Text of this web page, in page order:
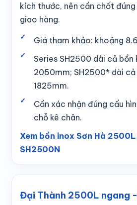
kích thước, nên cần chốt
giao hàng.
Giá tham khảo: khoảng
Series SH2500 dài cả bồn
2050mm; SH2500* dài cả
1825mm.
Cần xác nhận đúng cấu
chỗ kê chân.
Xem bồn inox Sơn Hà
SH2500N
Đại Thành 2500L ngang